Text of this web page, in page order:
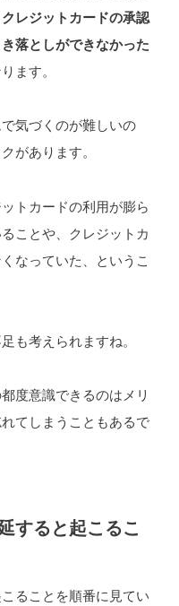
クレジットカードの承認
落としができなかった
ます。
気づくのが難しいの
があります。
トカードの利用が膨ら
ことや、クレジットカ
なっていた、というこ
も考えられますね。
度意識できるのはメリ
てしまうこともあるで
すると起こるこ
ることを順番に見てい